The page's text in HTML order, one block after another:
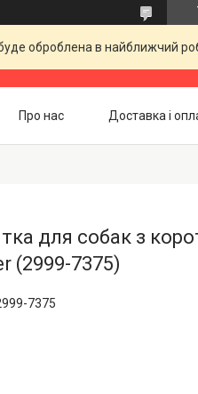
оброблена в найближчий
Про нас Доставка і
для собак з
(2999-7375)
7375